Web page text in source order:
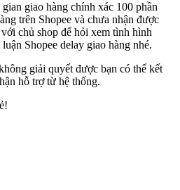
giao hàng chính xác 100 phần
trên Shopee và chưa nhận được
chủ shop để hỏi xem tình hình
Shopee delay giao hàng nhé.
giải quyết được bạn có thể kết
hỗ trợ từ hệ thống.